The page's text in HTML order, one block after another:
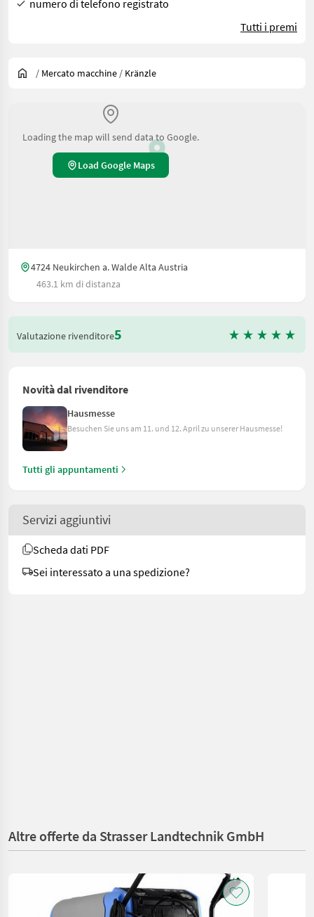
numero di telefono registrato
Tutti i premi
/ Mercato macchine / Kränzle
Loading the map will send data to Google.
Load Google Maps
4724 Neukirchen a. Walde Alta Austria
463.1 km di distanza
Valutazione rivenditore5
Novità dal rivenditore
Hausmesse
Besuchen Sie uns am 11. und 12. April zu unserer Hausmesse!
Tutti gli appuntamenti
Servizi aggiuntivi
Scheda dati PDF
Sei interessato a una spedizione?
Altre offerte da Strasser Landtechnik GmbH